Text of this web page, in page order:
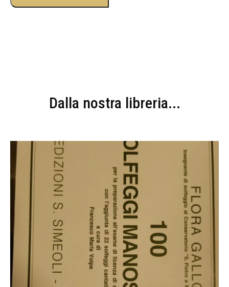
Dalla nostra libreria...